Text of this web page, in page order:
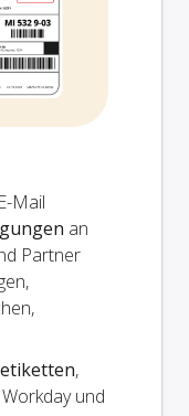
Mail
an
Partner
,
und